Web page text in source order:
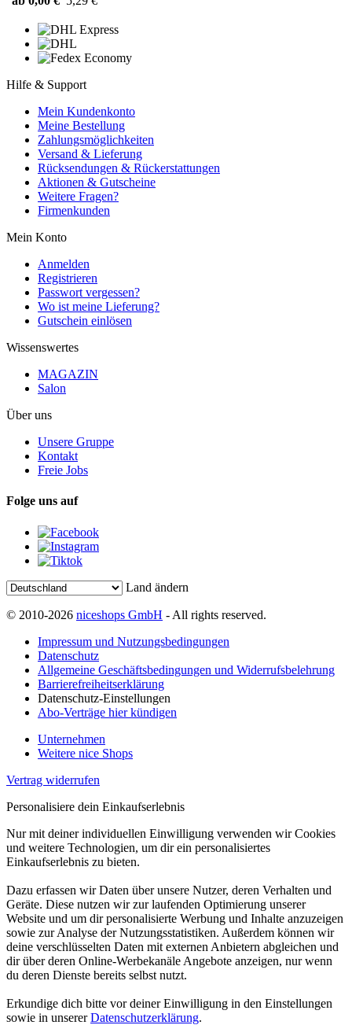
Hilfe & Support
Mein Kundenkonto
Meine Bestellung
Zahlungsmöglichkeiten
Versand & Lieferung
Rücksendungen & Rückerstattungen
Aktionen & Gutscheine
Weitere Fragen?
Firmenkunden
Mein Konto
Anmelden
Registrieren
Passwort vergessen?
Wo ist meine Lieferung?
Gutschein einlösen
Wissenswertes
MAGAZIN
Salon
Über uns
Unsere Gruppe
Kontakt
Freie Jobs
Folge uns auf
Land ändern
© 2010-2026 niceshops GmbH - All rights reserved.
Impressum und Nutzungsbedingungen
Datenschutz
Allgemeine Geschäftsbedingungen und Widerrufsbelehrung
Barrierefreiheitserklärung
Datenschutz-Einstellungen
Abo-Verträge hier kündigen
Unternehmen
Weitere nice Shops
Vertrag widerrufen
Personalisiere dein Einkaufserlebnis
Nur mit deiner individuellen Einwilligung verwenden wir Cookies
und weitere Technologien, um dir ein personalisiertes
Einkaufserlebnis zu bieten.
Dazu erfassen wir Daten über unsere Nutzer, deren Verhalten und
Geräte. Diese nutzen wir zur laufenden Optimierung unserer
Website und um dir personalisierte Werbung und Inhalte anzuzeigen
sowie zur Analyse der Nutzungsstatistiken. Außerdem können wir
deine verschlüsselten Daten mit externen Anbietern abgleichen und
dir über deren Online-Werbekanäle Angebote anzeigen, nur wenn
du deren Dienste bereits selbst nutzt.
Erkundige dich bitte vor deiner Einwilligung in den Einstellungen
sowie in unsererDatenschutzerklärung.